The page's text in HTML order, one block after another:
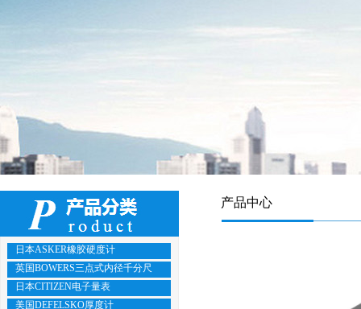
产品中心
日本ASKER橡胶硬度计
英国BOWERS三点式内径千分尺
日本CITIZEN电子量表
美国DEFELSKO厚度计